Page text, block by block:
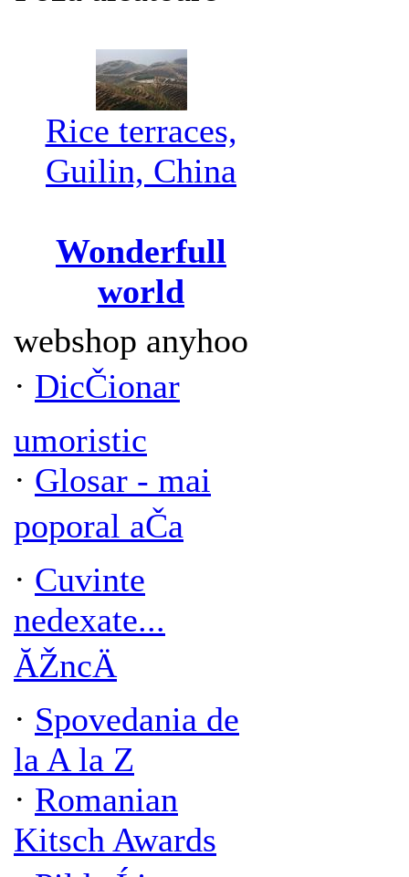
Rice terraces,
Guilin, China
Wonderfull
world
webshop anyhoo
· DicČionar
umoristic
· Glosar - mai
poporal aČa
· Cuvinte
nedexate...
ĂŽncÄ
· Spovedania de
la A la Z
· Romanian
Kitsch Awards